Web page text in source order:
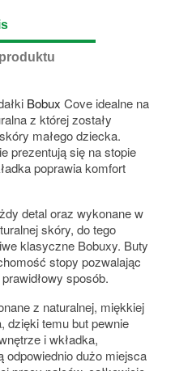
Bobux Cove idealne na
z której zostały
małego dziecka.
prezentują się na stopie
poprawia komfort
detal oraz wykonane w
skóry, do tego
klasyczne Bobuxy. Buty
stopy pozwalając
sposób.
z naturalnej, miękkiej
dzięki temu but pewnie
i wkładka,
odpowiednio dużo miejsca